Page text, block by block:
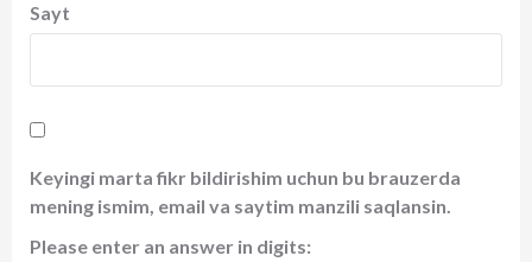
Sayt
Keyingi marta fikr bildirishim uchun bu brauzerda
mening ismim, email va saytim manzili saqlansin.
Please enter an answer in digits: